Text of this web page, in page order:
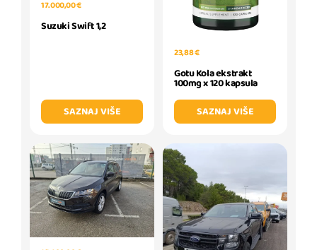
17.000,00 €
Suzuki Swift 1,2
SAZNAJ VIŠE
23,88 €
Gotu Kola ekstrakt
100mg x 120 kapsula
SAZNAJ VIŠE